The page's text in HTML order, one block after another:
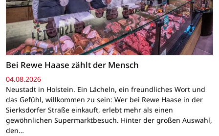
Bei Rewe Haase zählt der Mensch
04.08.2026
Neustadt in Holstein. Ein Lächeln, ein freundliches Wort und
das Gefühl, willkommen zu sein: Wer bei Rewe Haase in der
Sierksdorfer Straße einkauft, erlebt mehr als einen
gewöhnlichen Supermarktbesuch. Hinter der großen Auswahl,
den…